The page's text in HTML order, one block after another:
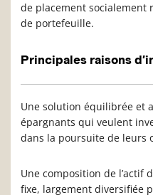
de placement socialement
de portefeuille.
Principales raisons
Une solution équilibrée et
épargnants qui veulent
dans la poursuite de leurs
Une composition de l’actif
fixe, largement diversifiée